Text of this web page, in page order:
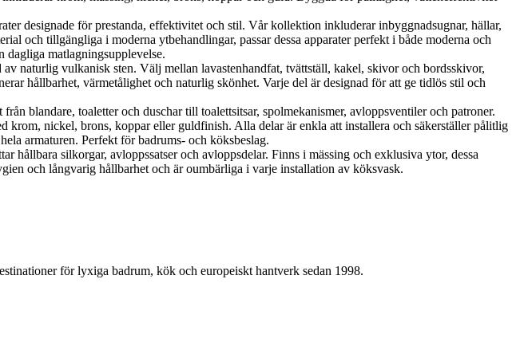
designade för prestanda, effektivitet och stil. Vår kollektion inkluderar inbyggnadsugnar, hällar,
och tillgängliga i moderna ytbehandlingar, passar dessa apparater perfekt i både moderna och
matlagningsupplevelse.
naturlig vulkanisk sten. Välj mellan lavastenhandfat, tvättställ, kakel, skivor och bordsskivor,
hållbarhet, värmetålighet och naturlig skönhet. Varje del är designad för att ge tidlös stil och
blandare, toaletter och duschar till toalettsitsar, spolmekanismer, avloppsventiler och patroner.
krom, nickel, brons, koppar eller guldfinish. Alla delar är enkla att installera och säkerställer pålitlig
armaturen. Perfekt för badrums- och köksbeslag.
silkorgar, avloppssatser och avloppsdelar. Finns i mässing och exklusiva ytor, dessa
och långvarig hållbarhet och är oumbärliga i varje installation av köksvask.
för lyxiga badrum, kök och europeiskt hantverk sedan 1998.